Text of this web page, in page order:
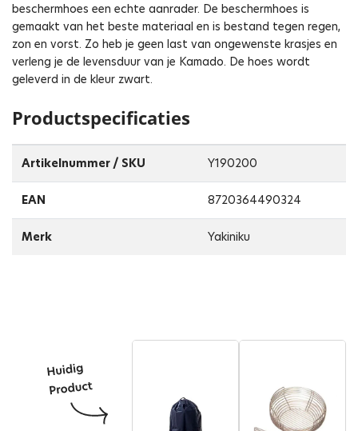
beschermhoes een echte aanrader. De beschermhoes is
gemaakt van het beste materiaal en is bestand tegen regen,
zon en vorst. Zo heb je geen last van ongewenste krasjes en
verleng je de levensduur van je Kamado. De hoes wordt
geleverd in de kleur zwart.
Productspecificaties
Artikelnummer / SKU Y190200
EAN 8720364490324
Merk Yakiniku